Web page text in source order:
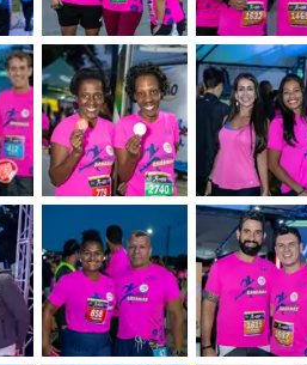
&nbsp; &nbsp;
&nbsp; &nbsp;